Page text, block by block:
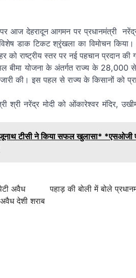
आज देहरादून आगमन पर प्रधानमंत्री नरेंद्र
डाक टिकट श्रृंखला का विमोचन
को राष्ट्रीय स्तर पर नई पहचान प्रदान की
बीमा योजना के अंतर्गत राज्य के
की। इस पहल से राज्य के किसानों को
श्री नरेंद्र मोदी को ओंकारेश्वर मंदिर,
टीसी ने किया सफल खुलासा* *एसओजी
अवैध
देशी शराब
पहाड़ की बोली में बोले